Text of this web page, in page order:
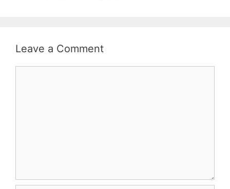
Leave a Comment